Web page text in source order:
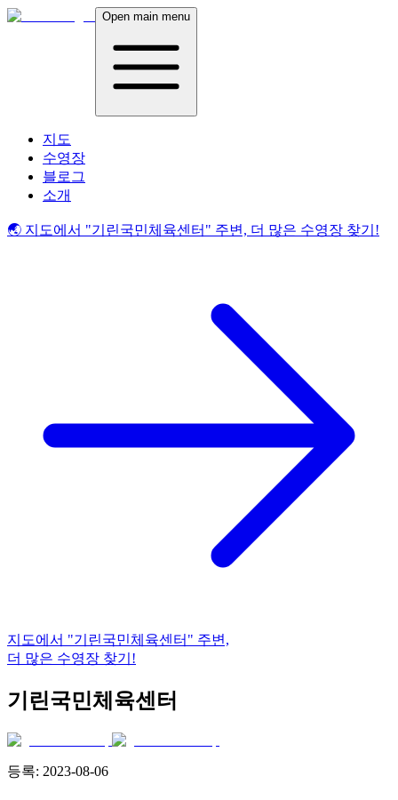
Open main menu
지도
수영장
블로그
소개
🌏 지도에서 "기린국민체육센터" 주변, 더 많은 수영장 찾기!
지도에서 "기린국민체육센터" 주변,
더 많은 수영장 찾기!
기린국민체육센터
등록: 2023-08-06